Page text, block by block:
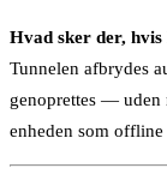
Hvad sker der,
Tunnelen afbrydes
genoprettes — uden
enheden som